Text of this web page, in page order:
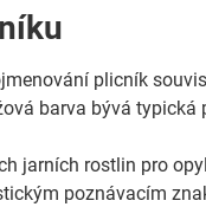
plicník
barva bývá
jarních rostlin pro
poznávacím